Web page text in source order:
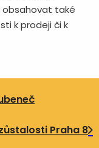
obsahovat také
k prodeji či k
Praha 8